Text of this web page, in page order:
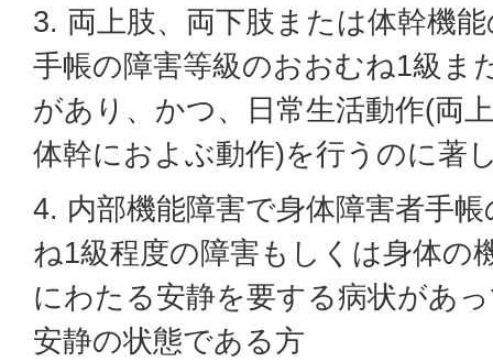
3. 両上肢、両下肢または体幹機
手帳の障害等級のおおむね1級ま
があり、かつ、日常生活動作(両
体幹におよぶ動作)を行うのに著
4. 内部機能障害で身体障害者手
ね1級程度の障害もしくは身体の
にわたる安静を要する病状があ
安静の状態である方